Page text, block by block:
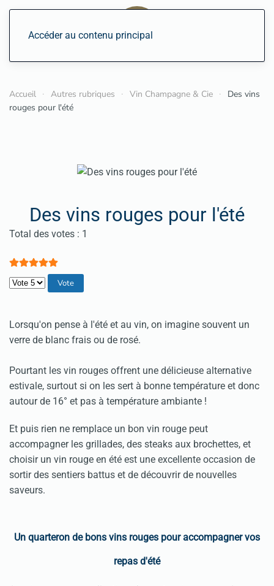
Accéder au contenu principal
Accueil Autres rubriques Vin Champagne & Cie
Des vins
rouges pour l'été
Des vins rouges pour l'été
Vote utilisateur:5/
Total des votes : 1
Veuillez voter
Lorsqu'on pense à l'été et au vin, on imagine souvent un
verre de blanc frais ou de rosé.
Pourtant les vin rouges offrent une délicieuse alternative
estivale, surtout si on les sert à bonne température et donc
autour de 16° et pas à température ambiante !
Et puis rien ne remplace un bon vin rouge peut
accompagner les grillades, des steaks aux brochettes, et
choisir un vin rouge en été est une excellente occasion de
sortir des sentiers battus et de découvrir de nouvelles
saveurs.
Un quarteron de bons vins rouges pour accompagner vos
repas d'été